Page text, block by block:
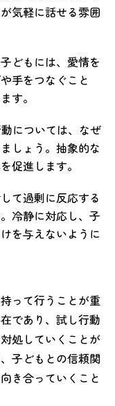
気軽に話せる雰囲
どもには、愛情を
手をつなぐこと
す。
動については、なぜ
しょう。抽象的な
促進します。
て過剰に反応する
冷静に対応し、子
を与えないように
って行うことが重
であり、試し行動
処していくことが
子どもとの信頼関
き合っていくこと